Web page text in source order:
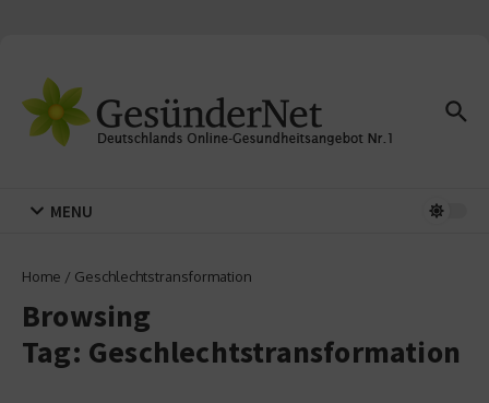
MENU
Home / Geschlechtstransformation
Browsing
Tag: Geschlechtstransformation